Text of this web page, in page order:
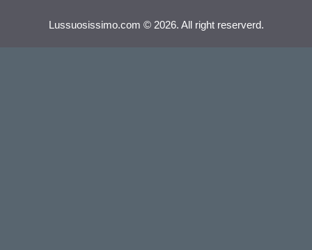
Lussuosissimo.com © 2026. All right reserverd.